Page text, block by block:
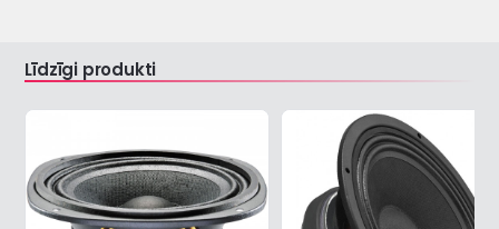
Līdzīgi produkti